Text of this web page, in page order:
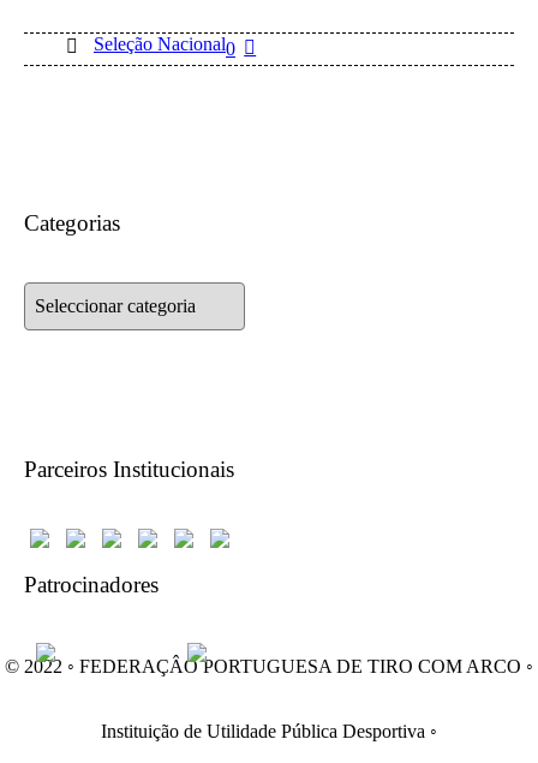
0
Seleção Nacional
Categorias
Categorias
Parceiros Institucionais
Patrocinadores
© 2022 ◦ FEDERAÇÂO PORTUGUESA DE TIRO COM ARCO ◦
Instituição de Utilidade Pública Desportiva ◦